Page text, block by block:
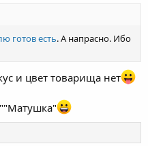
готов есть. А напрасно. Ибо
и цвет товарища нет